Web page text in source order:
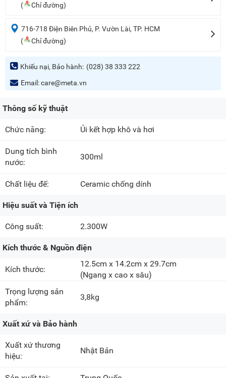
(
Chỉ đường)
716-718 Điện Biên Phủ, P. Vườn Lài, TP. HCM
(
Chỉ đường)
Khiếu nại, Bảo hành: (028) 38 333 222
Email:care@meta.vn
Thông số kỹ thuật
Chức năng: Ủi kết hợp khô và hơi
Dung tích bình
nước:
300ml
Chất liệu đế: Ceramic chống dính
Hiệu suất và Tiện ích
Công suất: 2.300W
Kích thước & Nguồn điện
Kích thước:
12.5cm x 14.2cm x 29.7cm
(Ngang x cao x sâu)
Trọng lượng sản
phẩm:
3,8kg
Xuất xứ và Bảo hành
Xuất xứ thương
hiệu:
Nhật Bản